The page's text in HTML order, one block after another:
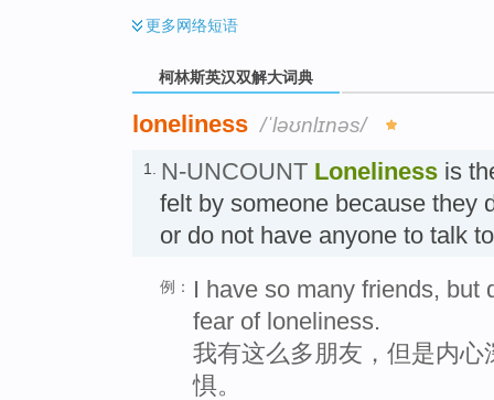
更多网络短语
柯林斯英汉双解大词典
loneliness /ˈləʊnlɪnəs/
1. N-UNCOUNT Loneliness is
felt by someone because they
or do not have anyone to talk
例：
I have so many friends, but
fear of loneliness.
我有这么多朋友，但是内
惧。